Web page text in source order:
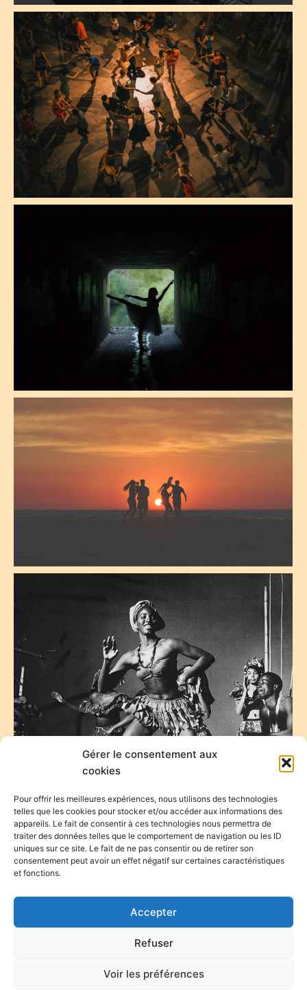
Gérer le consentement aux
cookies
Pour offrir les meilleures expériences, nous utilisons des technologies
telles que les cookies pour stocker et/ou accéder aux informations des
appareils. Le fait de consentir à ces technologies nous permettra de
traiter des données telles que le comportement de navigation ou les ID
uniques sur ce site. Le fait de ne pas consentir ou de retirer son
consentement peut avoir un effet négatif sur certaines caractéristiques
et fonctions.
Accepter
Refuser
Voir les préférences